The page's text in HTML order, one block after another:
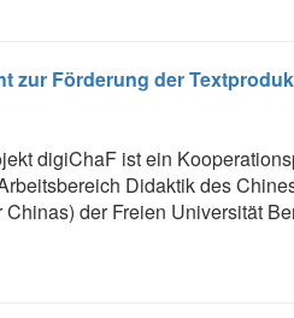
zur Förderung der
digiChaF ist ein
Didaktik des
Chinas) der Freien Universität